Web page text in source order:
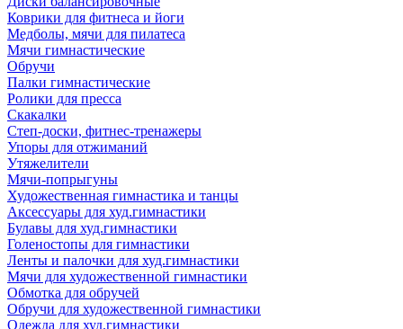
Коврики для фитнеса и йоги
Медболы, мячи для пилатеса
Мячи гимнастические
Обручи
Палки гимнастические
Ролики для пресса
Скакалки
Степ-доски, фитнес-тренажеры
Упоры для отжиманий
Утяжелители
Мячи-попрыгуны
Художественная гимнастика и танцы
Аксессуары для худ.гимнастики
Булавы для худ.гимнастики
Голеностопы для гимнастики
Ленты и палочки для худ.гимнастики
Мячи для художественной гимнастики
Обмотка для обручей
Обручи для художественной гимнастики
Одежда для худ.гимнастики